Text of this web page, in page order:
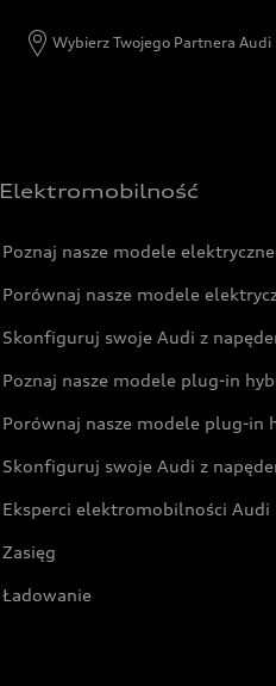
Wybierz Twojego Partnera Audi
Elektromobilność
Poznaj nasze modele elektryczne
Porównaj nasze modele
Skonfiguruj swoje Audi z
Poznaj nasze modele plug-in
Porównaj nasze modele plug-in
Skonfiguruj swoje Audi z
Eksperci elektromobilności Audi
Zasięg
Ładowanie